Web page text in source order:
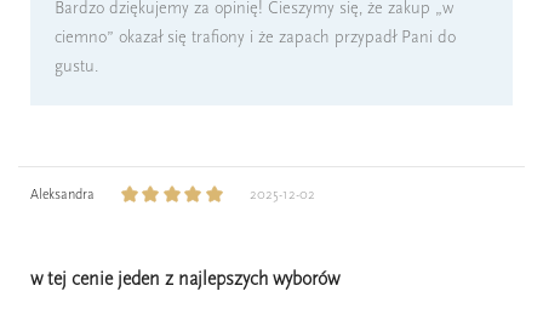
Bardzo dziękujemy za opinię! Cieszymy się, że zakup „w
ciemno” okazał się trafiony i że zapach przypadł Pani do
gustu.
Aleksandra 2025-12-02
w tej cenie jeden z najlepszych wyborów